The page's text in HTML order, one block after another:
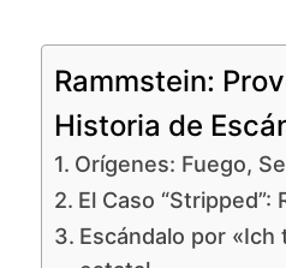
Rammstein:
Historia de
Orígenes: Fuego,
El Caso
Escándalo por